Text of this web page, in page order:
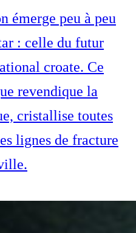
émerge peu à peu
: celle du futur
croate. Ce
revendique la
cristallise toutes
lignes de fracture